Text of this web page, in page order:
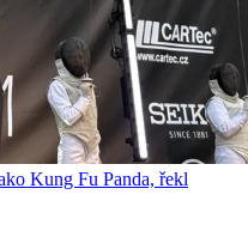
Kung Fu Panda, řekl